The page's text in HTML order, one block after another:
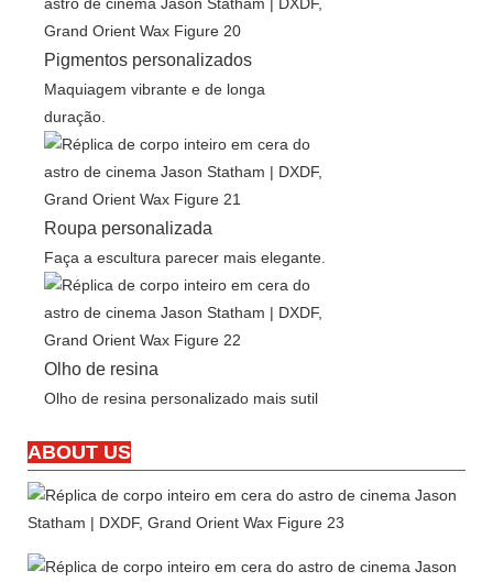
Pigmentos personalizados
Maquiagem vibrante e de longa
duração.
Roupa personalizada
Faça a escultura parecer mais elegante.
Olho de resina
Olho de resina personalizado mais sutil
ABOUT US